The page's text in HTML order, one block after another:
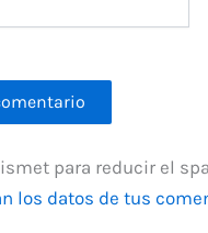
para reducir el
los datos de tus